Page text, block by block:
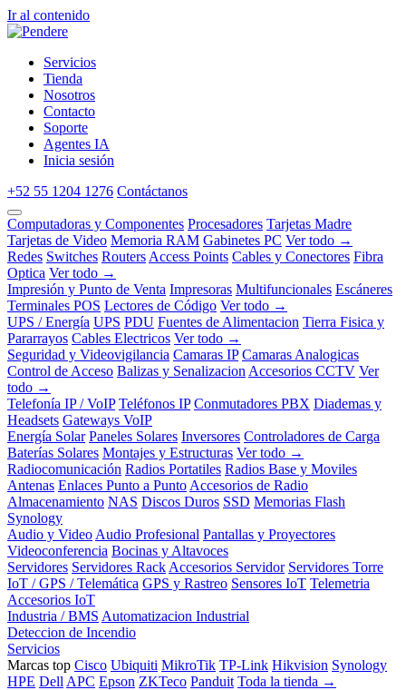
Ir al contenido
Servicios
Tienda
Nosotros
Contacto
Soporte
Agentes IA
Inicia sesión
+52 55 1204 1276 Contáctanos
Computadoras y Componentes Procesadores Tarjetas Madre
Tarjetas de Video Memoria RAM Gabinetes PC Ver todo →
Redes Switches Routers Access Points Cables y Conectores Fibra
Optica Ver todo →
Impresión y Punto de Venta Impresoras Multifuncionales Escáneres
Terminales POS Lectores de Código Ver todo →
UPS / Energía UPS PDU Fuentes de Alimentacion Tierra Fisica y
Pararrayos Cables Electricos Ver todo →
Seguridad y Videovigilancia Camaras IP Camaras Analogicas
Control de Acceso Balizas y Senalizacion Accesorios CCTV Ver
todo →
Telefonía IP / VoIP Teléfonos IP Conmutadores PBX Diademas y
Headsets Gateways VoIP
Energía Solar Paneles Solares Inversores Controladores de Carga
Baterías Solares Montajes y Estructuras Ver todo →
Radiocomunicación Radios Portatiles Radios Base y Moviles
Antenas Enlaces Punto a Punto Accesorios de Radio
Almacenamiento NAS Discos Duros SSD Memorias Flash
Synology
Audio y Video Audio Profesional Pantallas y Proyectores
Videoconferencia Bocinas y Altavoces
Servidores Servidores Rack Accesorios Servidor Servidores Torre
IoT / GPS / Telemática GPS y Rastreo Sensores IoT Telemetria
Accesorios IoT
Industria / BMS Automatizacion Industrial
Deteccion de Incendio
Servicios
Marcas top Cisco Ubiquiti MikroTik TP-Link Hikvision Synology
HPE Dell APC Epson ZKTeco Panduit Toda la tienda →